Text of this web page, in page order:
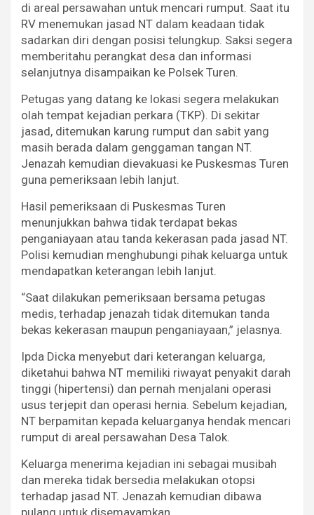
di areal persawahan untuk mencari rumput. Saat itu
RV menemukan jasad NT dalam keadaan tidak
sadarkan diri dengan posisi telungkup. Saksi segera
memberitahu perangkat desa dan informasi
selanjutnya disampaikan ke Polsek Turen.
Petugas yang datang ke lokasi segera melakukan
olah tempat kejadian perkara (TKP). Di sekitar
jasad, ditemukan karung rumput dan sabit yang
masih berada dalam genggaman tangan NT.
Jenazah kemudian dievakuasi ke Puskesmas Turen
guna pemeriksaan lebih lanjut.
Hasil pemeriksaan di Puskesmas Turen
menunjukkan bahwa tidak terdapat bekas
penganiayaan atau tanda kekerasan pada jasad NT.
Polisi kemudian menghubungi pihak keluarga untuk
mendapatkan keterangan lebih lanjut.
“Saat dilakukan pemeriksaan bersama petugas
medis, terhadap jenazah tidak ditemukan tanda
bekas kekerasan maupun penganiayaan,” jelasnya.
Ipda Dicka menyebut dari keterangan keluarga,
diketahui bahwa NT memiliki riwayat penyakit darah
tinggi (hipertensi) dan pernah menjalani operasi
usus terjepit dan operasi hernia. Sebelum kejadian,
NT berpamitan kepada keluarganya hendak mencari
rumput di areal persawahan Desa Talok.
Keluarga menerima kejadian ini sebagai musibah
dan mereka tidak bersedia melakukan otopsi
terhadap jasad NT. Jenazah kemudian dibawa